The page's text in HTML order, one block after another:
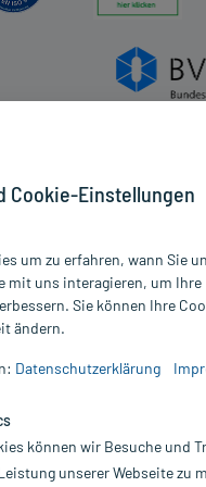
MwSt., ggf. zzgl.
Website werden
Behandlung durch einen
können. | Diese
Sie bitte dazu die
Für den Widerruf
Cookie-Einstellungen
um zu erfahren, wann Sie
mit uns interagieren, um Ihre
Sie können Ihre
ändern.
Datenschutzerklärung
können wir Besuche und
unserer Webseite zu